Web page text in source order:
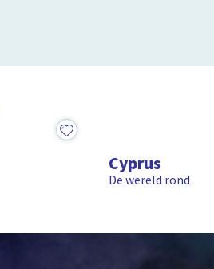
Cyprus
De wereld rond